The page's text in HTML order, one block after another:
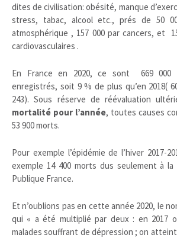
dites de civilisation: obésité, manque
stress, tabac, alcool etc., prés de 50
atmosphérique , 157 000 par cancers, et
cardiovasculaires .
En France en 2020, ce sont 669
enregistrés, soit 9 % de plus qu’en 2018(
243). Sous réserve de réévaluation
mortalité pour l’année, toutes causes
53 900 morts.
Pour exemple l’épidémie de l’hiver 2017-
exemple 14 400 morts dus seulement à
Publique France.
Et n’oublions pas en cette année 2020, le
qui « a été multiplié par deux : en 2017
malades souffrant de dépression ; on